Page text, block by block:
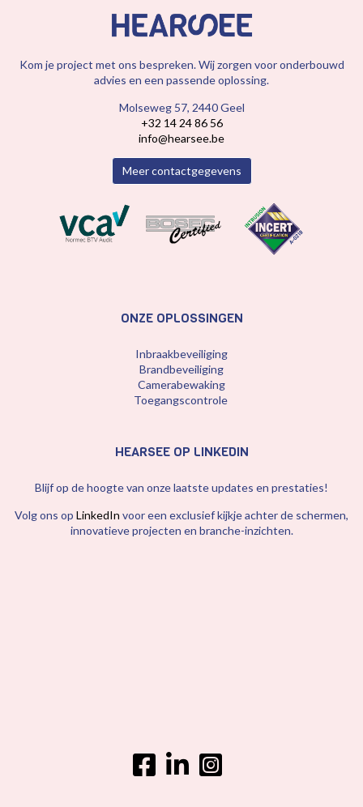
Kom je project met ons bespreken. Wij zorgen voor onderbouwd
advies en een passende oplossing.
Molseweg 57, 2440 Geel
+32 14 24 86 56
info@hearsee.be
Meer contactgegevens
ONZE OPLOSSINGEN
Inbraakbeveiliging
Brandbeveiliging
Camerabewaking
Toegangscontrole
HEARSEE OP LINKEDIN
Blijf op de hoogte van onze laatste updates en prestaties!
Volg ons op LinkedIn voor een exclusief kijkje achter de schermen,
innovatieve projecten en branche-inzichten.